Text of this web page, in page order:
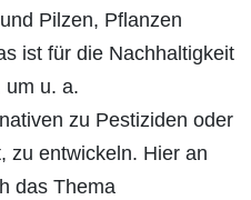
Pilzen, Pflanzen
ist für die Nachhaltigkeit
um u. a.
zu Pestiziden oder
zu entwickeln. Hier an
das Thema